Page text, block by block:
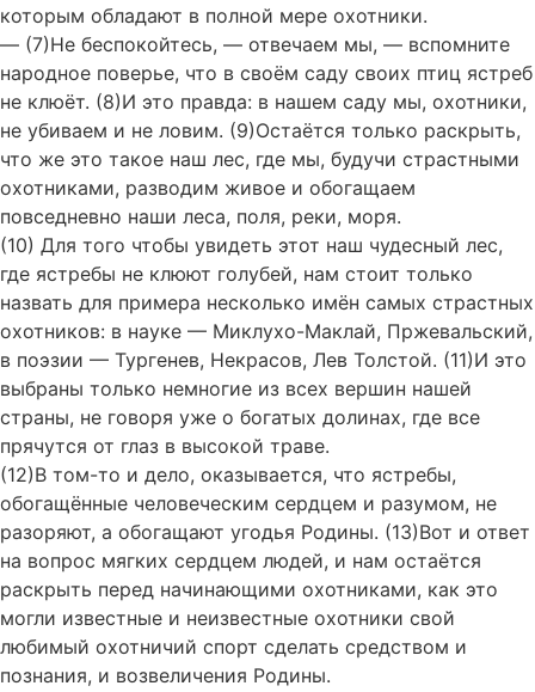
которым обладают в полной мере охотники.
— (7)Не беспокойтесь, — отвечаем мы, — вспомните
народное поверье, что в своём саду своих птиц ястреб
не клюёт. (8)И это правда: в нашем саду мы, охотники,
не убиваем и не ловим. (9)Остаётся только раскрыть,
что же это такое наш лес, где мы, будучи страстными
охотниками, разводим живое и обогащаем
повседневно наши леса, поля, реки, моря.
(10) Для того чтобы увидеть этот наш чудесный лес,
где ястребы не клюют голубей, нам стоит только
назвать для примера несколько имён самых страстных
охотников: в науке — Миклухо-Маклай, Пржевальский,
в поэзии — Тургенев, Некрасов, Лев Толстой. (11)И это
выбраны только немногие из всех вершин нашей
страны, не говоря уже о богатых долинах, где все
прячутся от глаз в высокой траве.
(12)В том-то и дело, оказывается, что ястребы,
обогащённые человеческим сердцем и разумом, не
разоряют, а обогащают угодья Родины. (13)Вот и ответ
на вопрос мягких сердцем людей, и нам остаётся
раскрыть перед начинающими охотниками, как это
могли известные и неизвестные охотники свой
любимый охотничий спорт сделать средством и
познания, и возвеличения Родины.